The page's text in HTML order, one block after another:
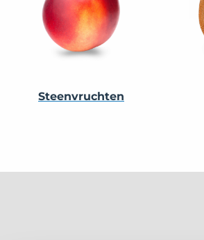
Steenvruchten